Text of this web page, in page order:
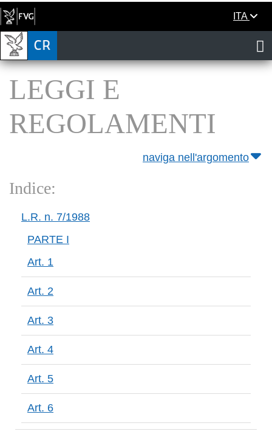
ITA
LEGGI E
REGOLAMENTI
naviga nell'argomento
Indice:
L.R. n. 7/1988
PARTE I
Art. 1
Art. 2
Art. 3
Art. 4
Art. 5
Art. 6